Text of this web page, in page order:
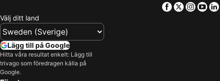
Facebook
Twitter
Välj ditt land
Lägg till på Google
Hitta våra resultat enkelt: Lägg till
trivago som föredragen källa på
Google.